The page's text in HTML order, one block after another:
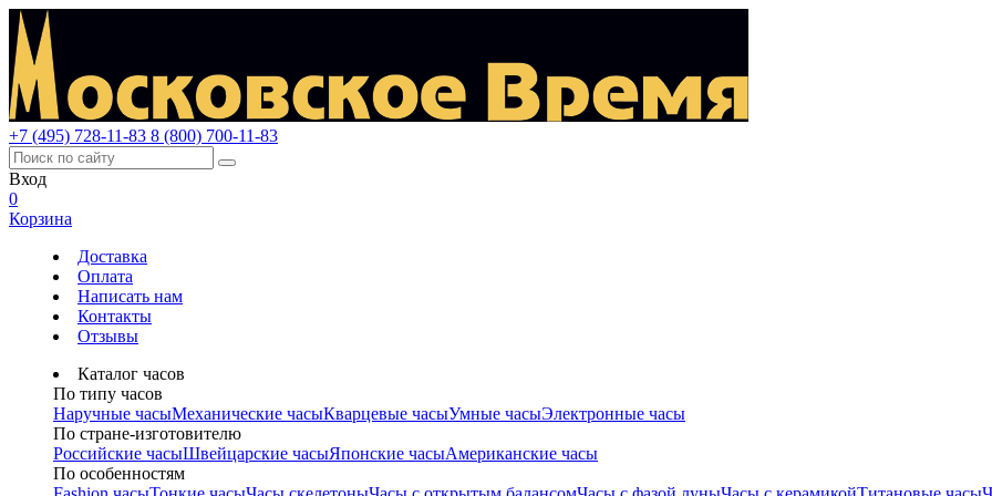
+7 (495) 728-11-83 8 (800) 700-11-83
Вход
0
Корзина
Доставка
Оплата
Написать нам
Контакты
Отзывы
Каталог часов
По типу часов
Наручные часыМеханические часыКварцевые часыУмные часыЭлектронные часы
По стране-изготовителю
Российские часыШвейцарские часыЯпонские часыАмериканские часы
По особенностям